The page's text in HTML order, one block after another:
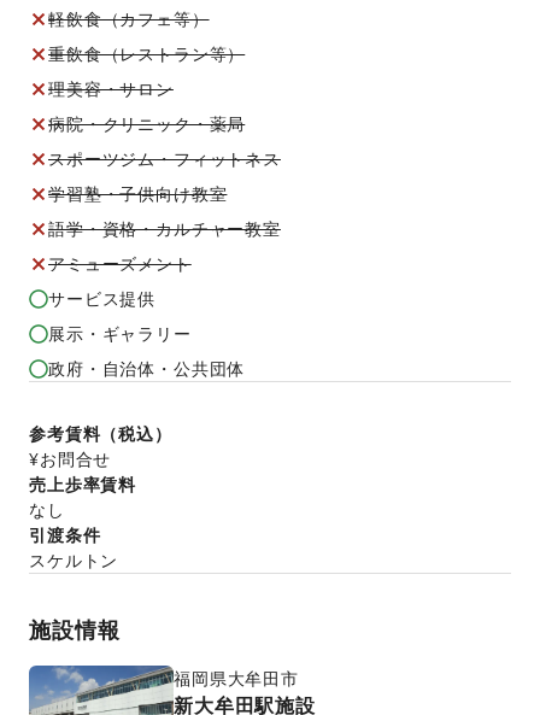
軽飲食（カフェ等）
重飲食（レストラン等）
理美容・サロン
病院・クリニック・薬局
スポーツジム・フィットネス
学習塾・子供向け教室
語学・資格・カルチャー教室
アミューズメント
サービス提供
展示・ギャラリー
政府・自治体・公共団体
参考賃料（税込）
¥お問合せ
売上歩率賃料
なし
引渡条件
スケルトン
施設情報
福岡県大牟田市
新大牟田駅施設